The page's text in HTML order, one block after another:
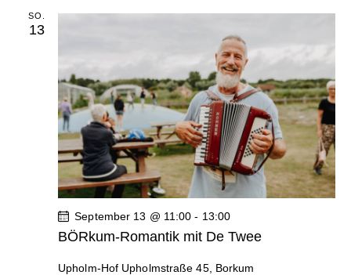
SO.
13
BÖRkum-Romantik mit De Twee
September 13 @ 11:00 - 13:00
Upholm-Hof Upholmstraße 45, Borkum